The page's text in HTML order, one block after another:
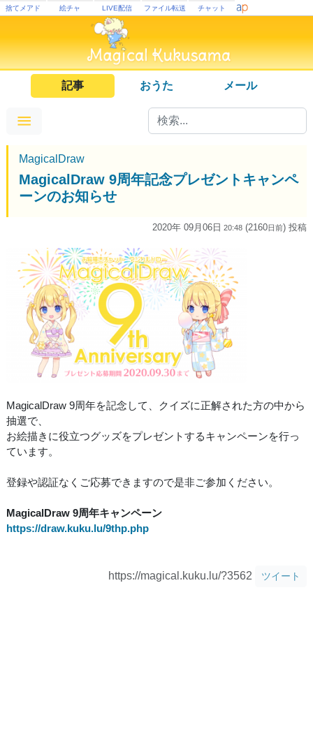
捨てメアド 絵チャ LIVE配信 ファイル転送 チャット
記事 おうた メール
MagicalDraw
MagicalDraw 9周年記念プレゼントキャンペ
ーンのお知らせ
2020年 09月06日 20:48 (2160日前) 投稿
MagicalDraw 9周年を記念して、クイズに正解された方の中から
抽選で、
お絵描きに役立つグッズをプレゼントするキャンペーンを行っ
ています。
登録や認証なくご応募できますので是非ご参加ください。
MagicalDraw 9周年キャンペーン
https://draw.kuku.lu/9thp.php
https://magical.kuku.lu/?3562 ツイート